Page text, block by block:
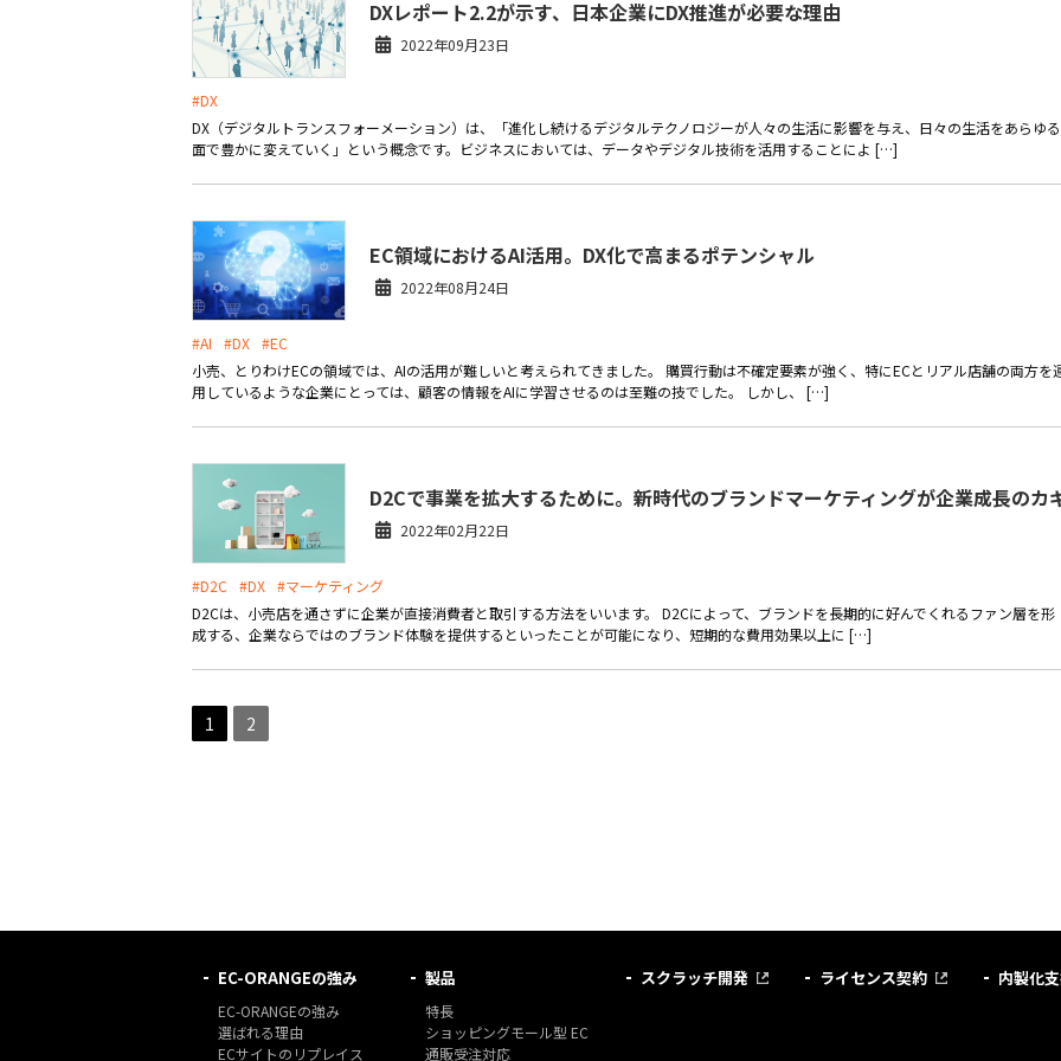
DXレポート2.2が示す、日本企業にDX推進が必要な理由
2022年09月23日
#DX
DX（デジタルトランスフォーメーション）は、「進化し続けるデジタルテクノロジーが人々の生活に影響を与え、日々の生活をあらゆる
面で豊かに変えていく」という概念です。ビジネスにおいては、データやデジタル技術を活用することによ […]
EC領域におけるAI活用。DX化で高まるポテンシャル
2022年08月24日
#AI #DX #EC
小売、とりわけECの領域では、AIの活用が難しいと考えられてきました。 購買行動は不確定要素が強く、特にECとリアル店舗の両方を
用しているような企業にとっては、顧客の情報をAIに学習させるのは至難の技でした。 しかし、 […]
D2Cで事業を拡大するために。新時代のブランドマーケティングが企業成長のカ
2022年02月22日
#D2C #DX #マーケティング
D2Cは、小売店を通さずに企業が直接消費者と取引する方法をいいます。 D2Cによって、ブランドを長期的に好んでくれるファン層を形
成する、企業ならではのブランド体験を提供するといったことが可能になり、短期的な費用効果以上に […]
1 2
EC-ORANGEの強み
EC-ORANGEの強み
選ばれる理由
ECサイトのリプレイス
製品
特長
ショッピングモール型 EC
通販受注対応
スクラッチ開発 ライセンス契約 内製化